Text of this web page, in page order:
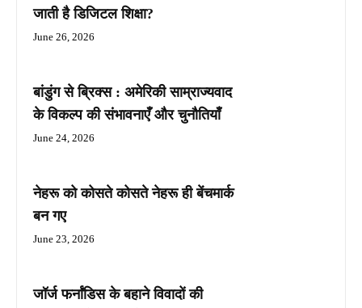
जाती है डिजिटल शिक्षा?
June 26, 2026
बांडुंग से ब्रिक्स : अमेरिकी साम्राज्यवाद
के विकल्प की संभावनाएँ और चुनौतियाँ
June 24, 2026
नेहरू को कोसते कोसते नेहरू ही बेंचमार्क
बन गए
June 23, 2026
जॉर्ज फर्नांडिस के बहाने विवादों की